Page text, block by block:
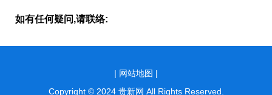
如有任何疑问,请联络:
| 网站地图 |
Copyright © 2024 贵新网 All Rights Reserved.